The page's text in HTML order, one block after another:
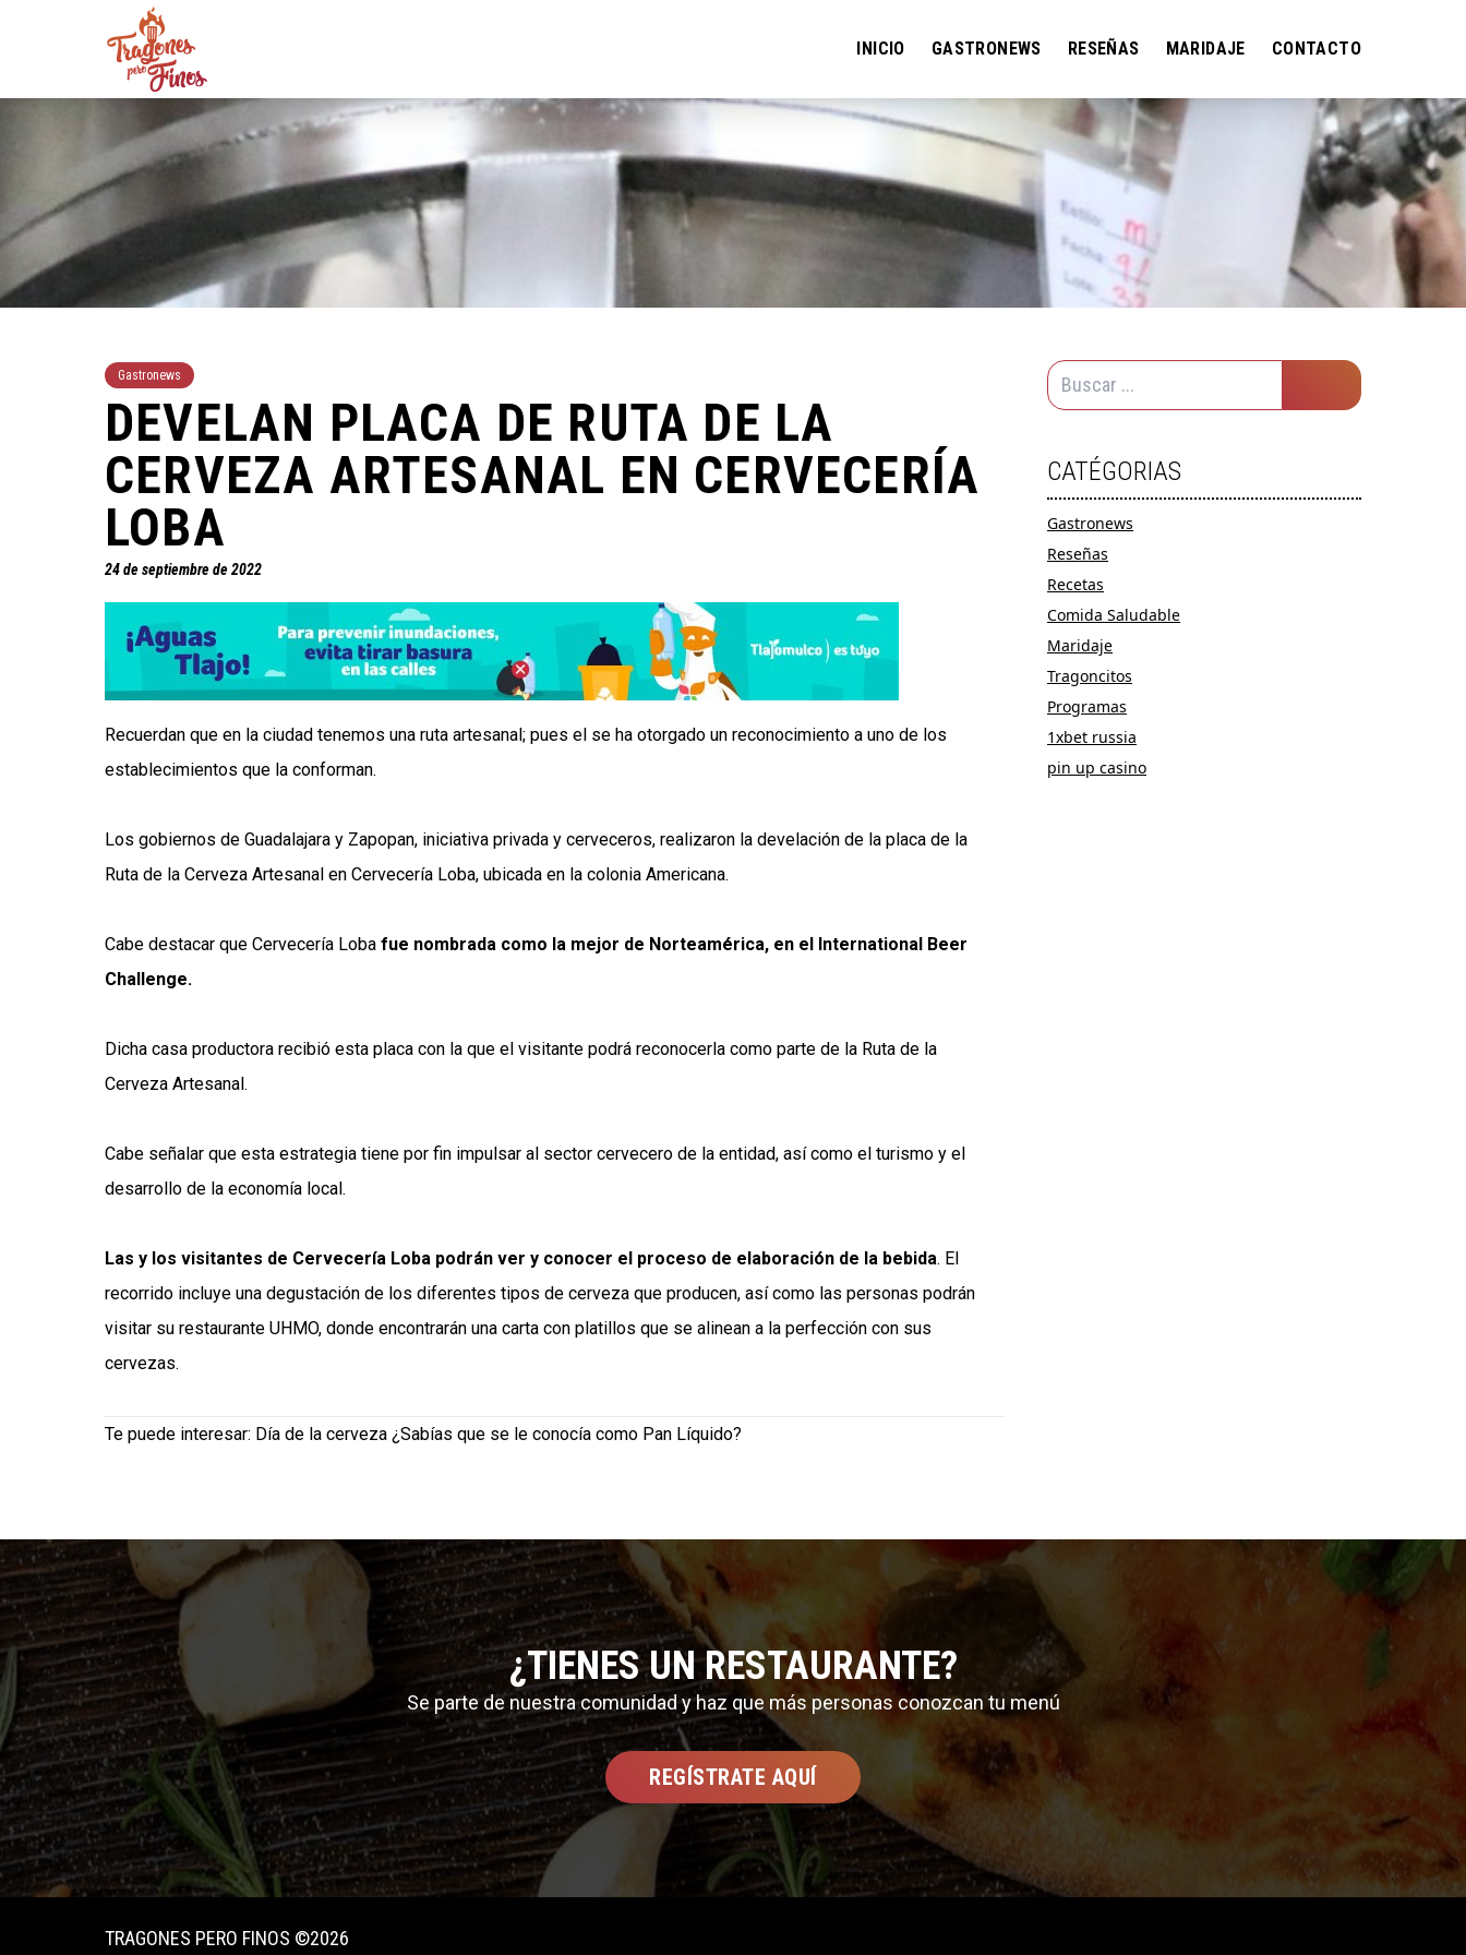
INICIO GASTRONEWS RESEÑAS MARIDAJE CONTACTO
Gastronews
DEVELAN PLACA DE RUTA DE LA
CERVEZA ARTESANAL EN CERVECERÍA
LOBA
24 de septiembre de 2022
Recuerdan que en la ciudad tenemos una ruta artesanal; pues el se ha otorgado un reconocimiento a uno de los
establecimientos que la conforman.
Los gobiernos de Guadalajara y Zapopan, iniciativa privada y cerveceros, realizaron la develación de la placa de la
Ruta de la Cerveza Artesanal en Cervecería Loba, ubicada en la colonia Americana.
Cabe destacar que Cervecería Loba fue nombrada como la mejor de Norteamérica, en el International Beer
Challenge.
Dicha casa productora recibió esta placa con la que el visitante podrá reconocerla como parte de la Ruta de la
Cerveza Artesanal.
Cabe señalar que esta estrategia tiene por fin impulsar al sector cervecero de la entidad, así como el turismo y el
desarrollo de la economía local.
Las y los visitantes de Cervecería Loba podrán ver y conocer el proceso de elaboración de la bebida. El
recorrido incluye una degustación de los diferentes tipos de cerveza que producen, así como las personas podrán
visitar su restaurante UHMO, donde encontrarán una carta con platillos que se alinean a la perfección con sus
cervezas.
Te puede interesar: Día de la cerveza ¿Sabías que se le conocía como Pan Líquido?
CATÉGORIAS
Gastronews
Reseñas
Recetas
Comida Saludable
Maridaje
Tragoncitos
Programas
1xbet russia
pin up casino
¿TIENES UN RESTAURANTE?
Se parte de nuestra comunidad y haz que más personas conozcan tu menú
REGÍSTRATE AQUÍ
TRAGONES PERO FINOS ©2026